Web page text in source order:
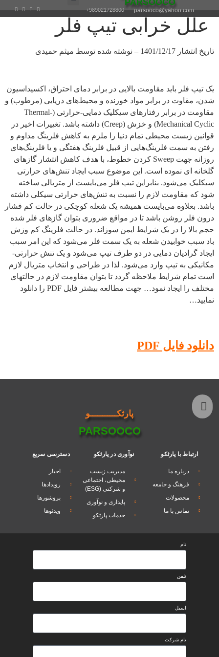
parsooco@yahoo.com
989021728800+
PARSOOCO
علل خرابی تیپ فلر
تاریخ انتشار 1401/12/17 – نوشته شده توسط میثم حمیدی
یک تیپ فلر باید مقاومت بالایی در برابر دمای احتراق، اکسیداسیون
شدن، مقاوت در برابر مواد خورنده و محیط‌های دریایی (مرطوب) و
مقاومت در برابر رفتارهای سیکلیک دمایی-حرارتی (Thermal-
Mechanical Cyclic) و خزش (Creep) داشته باشد. تغییرات اخیر در
قوانین زیست محیطی تمام دنیا را ملزم به کاهش فلرینگ مداوم و
رفتن به سمت فلرینگ‌هایی از قبیل فلرینگ هفتگی و یا فلرینگ‌های
روزانه جهت Sweep کردن خطوط، با هدف کاهش انتشار گازهای
گلخانه ای نموده است. این موضوع سبب ایجاد تنش‌های حرارتی
سیکلیک می‌شود. بنابراین تیپ فلر می‌بایست از متریالی ساخته
شود که مقاومت لازم را نسبت به تنش‌های حرارتی سیکلی داشته
باشد. بعلاوه می‌بایست همیشه یک شعله کوچکی در حالت کم فشار
درون فلر روشن باشد تا در مواقع ضروری بتوان گازهای فلر شده
حجم بالا را در یک شرایط ایمن سوزاند. در حالت فلرینگ کم وزش
باد سبب خوابیدن شعله به یک سمت فلر می‌شود که این امر سبب
ایجاد گرادیان دمایی در دو طرف تیپ می‌شود و یک تنش حرارتی-‌
مکانیکی به تیپ وارد می‌شود. لذا در طراحی و انتخاب متریال لازم
است تمام شرایط ملاحظه گردد تا بتوان مقاومت لازم در حالتهای
مختلف را ایجاد نمود… جهت مطالعه بیشتر فایل PDF را دانلود
نمایید…
دانلود فایل PDF
پارثكـــــــــــو
PARSOOCO
ارتباط با پارثکو
درباره ما
فرهنگ و جامعه
محصولات
تماس با ما
نوآوری در پارثکو
مدیریت زیست
محیطی، اجتماعی
و شرکتی (ESG)
پایداری و نوآوری
خدمات پارثکو
دسترسی سریع
اخبار
رویدادها
بروشورها
ویدئوها
نام
تلفن
ایمیل
نام شرکت